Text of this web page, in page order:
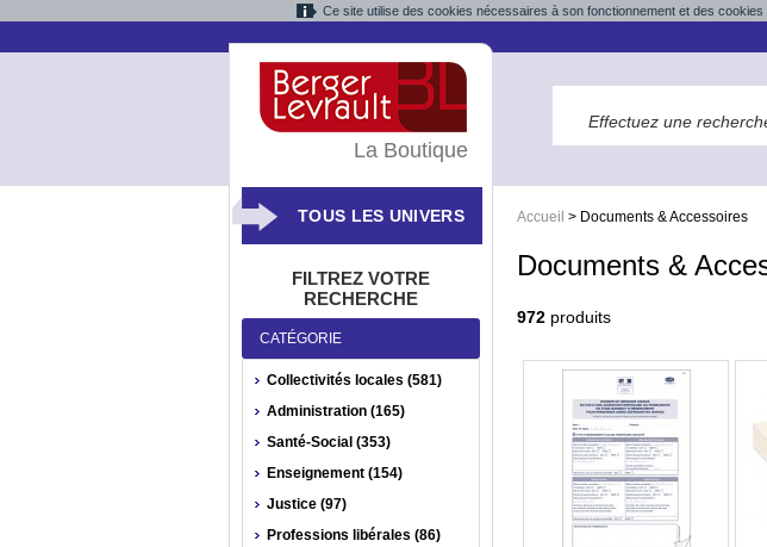
Ce site utilise des cookies nécessaires à son fonctionnement et des
Accueil > Documents & Accessoires
Documents &
972 produits
La Boutique
TOUS LES UNIVERS
FILTREZ VOTRE
RECHERCHE
CATÉGORIE
Collectivités locales (581)
Administration (165)
Santé-Social (353)
Enseignement (154)
Justice (97)
Professions libérales (86)